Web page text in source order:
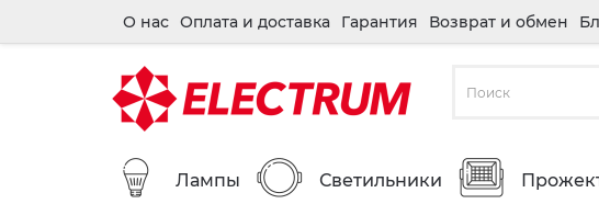
О нас Оплата и доставка Гарантия Возврат и обмен
Лампы Светильники